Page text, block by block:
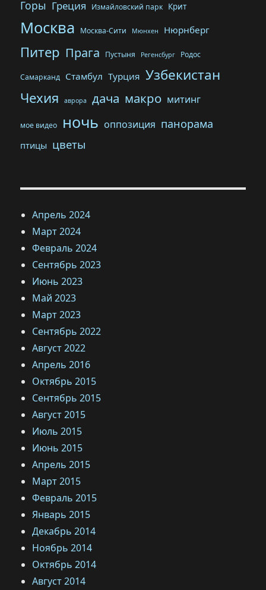
Горы Греция Измайловский парк Крит
Москва Москва-Сити Мюнхен Нюрнберг
Питер Прага Пустыня Регенсбург Родос
Самарканд Стамбул Турция Узбекистан
Чехия аврора дача макро митинг
мое видео ночь оппозиция панорама
птицы цветы
Апрель 2024
Март 2024
Февраль 2024
Сентябрь 2023
Июнь 2023
Май 2023
Март 2023
Сентябрь 2022
Август 2022
Апрель 2016
Октябрь 2015
Сентябрь 2015
Август 2015
Июль 2015
Июнь 2015
Апрель 2015
Март 2015
Февраль 2015
Январь 2015
Декабрь 2014
Ноябрь 2014
Октябрь 2014
Август 2014